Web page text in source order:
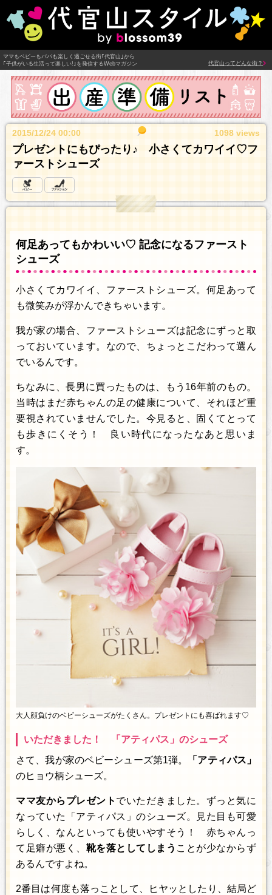
ママもベビーもパパも楽しく過ごせる街｢代官山｣から
｢子供がいる生活って楽しい!｣を発信するWebマガジン
代官山ってどんな街？
2015/12/24 00:00 1098 views
プレゼントにもぴったり♪ 小さくてカワイイ♡フ
ァーストシューズ
何足あってもかわいい♡ 記念になるファースト
シューズ
小さくてカワイイ、ファーストシューズ。何足あって
も微笑みが浮かんできちゃいます。
我が家の場合、ファーストシューズは記念にずっと取
っておいています。なので、ちょっとこだわって選ん
でいるんです。
ちなみに、長男に買ったものは、もう16年前のもの。
当時はまだ赤ちゃんの足の健康について、それほど重
要視されていませんでした。今見ると、固くてとって
も歩きにくそう！ 良い時代になったなあと思いま
す。
大人顔負けのベビーシューズがたくさん。プレゼントにも喜ばれます♡
いただきました！ 「アティパス」のシューズ
さて、我が家のベビーシューズ第1弾。
「アティパス」
のヒョウ柄シューズ。
ママ友からプレゼント でいただきました。ずっと気に
なっていた「アティパス」のシューズ。見た目も可愛
らしく、なんといっても使いやすそう！ 赤ちゃんっ
て足癖が悪く、 靴を落としてしまう ことが少なからず
あるんですよね。
2番目は何度も落っことして、ヒヤッとしたり、結局ど